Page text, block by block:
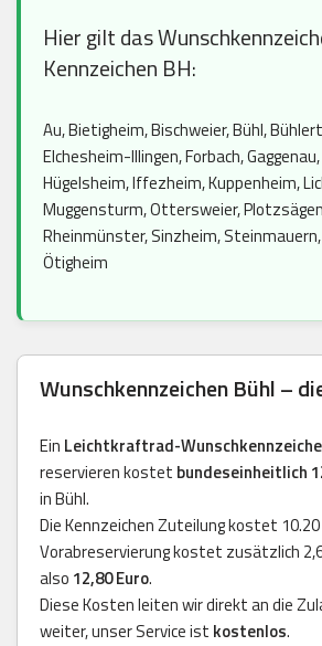
Hier gilt das
Kennzeichen BH:
Au, Bietigheim, Bischweier, Bühl,
Elchesheim-Illingen, Forbach,
Hügelsheim, Iffezheim, Kuppenheim,
Muggensturm, Ottersweier,
Rheinmünster, Sinzheim,
Ötigheim
Wunschkennzeichen Bühl –
Ein Leichtkraftrad-
reservieren kostet bundeseinheitlich
in Bühl.
Die Kennzeichen Zuteilung kostet 10.20
Vorabreservierung kostet zusätzlich
also 12,80 Euro.
Diese Kosten leiten wir direkt an die
weiter, unser Service ist kostenlos.